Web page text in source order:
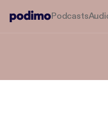
Podcasts